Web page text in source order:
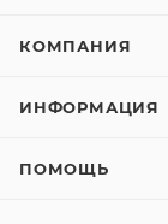
КОМПАНИЯ
ИНФОРМАЦИЯ
ПОМОЩЬ